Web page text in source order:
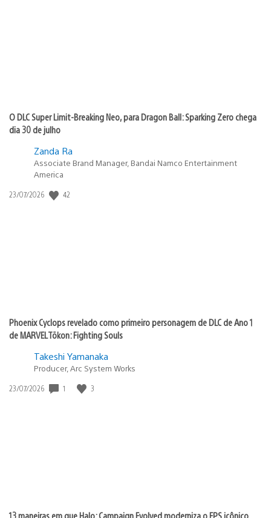
O DLC Super Limit-Breaking Neo, para Dragon Ball: Sparking Zero chega
dia 30 de julho
Zanda Ra
Associate Brand Manager, Bandai Namco Entertainment
America
Data
23/07/2026 42
Phoenix Cyclops revelado como primeiro personagem de DLC de Ano 1
de MARVEL Tōkon: Fighting Souls
Takeshi Yamanaka
Producer, Arc System Works
Data
23/07/2026 1 3
13 maneiras em que Halo: Campaign Evolved moderniza o FPS icônico